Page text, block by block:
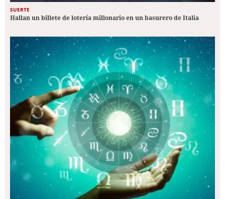
SUERTE
Hallan un billete de lotería millonario en un basurero de Italia